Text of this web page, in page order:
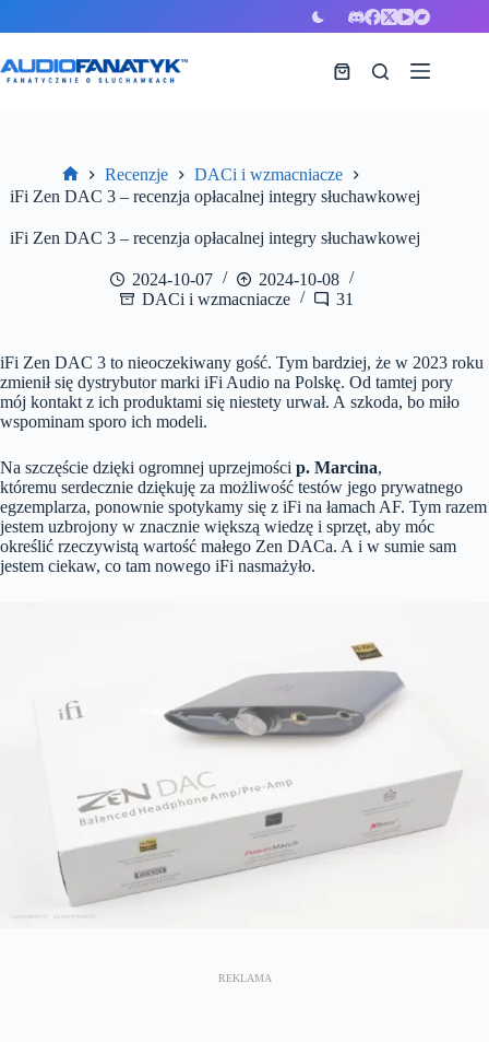
Koszyk
Strona
Recenzje
DACi i wzmacniacze
iFi Zen DAC 3 – recenzja opłacalnej integry słuchawkowej
iFi Zen DAC 3 – recenzja opłacalnej integry słuchawkowej
2024-10-07
2024-10-08
DACi i wzmacniacze
31
iFi Zen DAC 3 to nieoczekiwany gość. Tym bardziej, że w 2023 roku
zmienił się dystrybutor marki iFi Audio na Polskę. Od tamtej pory
mój kontakt z ich produktami się niestety urwał. A szkoda, bo miło
wspominam sporo ich modeli.
Na szczęście dzięki ogromnej uprzejmości p. Marcina,
któremu serdecznie dziękuję za możliwość testów jego prywatnego
egzemplarza, ponownie spotykamy się z iFi na łamach AF. Tym razem
jestem uzbrojony w znacznie większą wiedzę i sprzęt, aby móc
określić rzeczywistą wartość małego Zen DACa. A i w sumie sam
jestem ciekaw, co tam nowego iFi nasmażyło.